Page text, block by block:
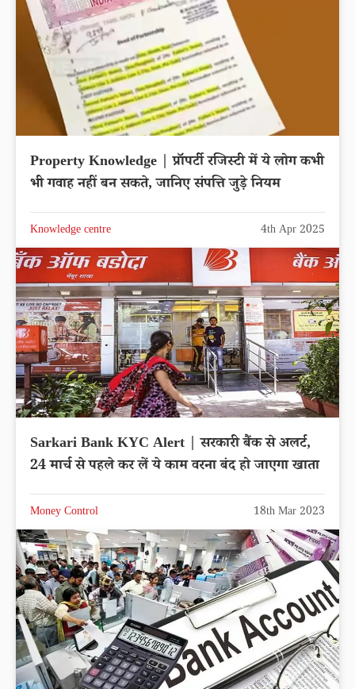
Property Knowledge | प्रॉपर्टी रजिस्टी में ये लोग कभी
भी गवाह नहीं बन सकते, जानिए संपत्ति जुड़े नियम
Knowledge centre 4th Apr 2025
Sarkari Bank KYC Alert | सरकारी बैंक से अलर्ट,
24 मार्च से पहले कर लें ये काम वरना बंद हो जाएगा खाता
Money Control 18th Mar 2023